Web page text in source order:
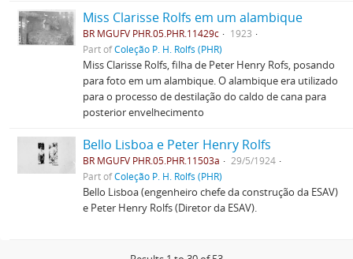
Miss Clarisse Rolfs em um alambique
BR MGUFV PHR.05.PHR.11429c
1923
Part ofColeção P. H. Rolfs (PHR)
Miss Clarisse Rolfs, filha de Peter Henry Rofs, posando
para foto em um alambique. O alambique era utilizado
para o processo de destilação do caldo de cana para
posterior envelhecimento
Bello Lisboa e Peter Henry Rolfs
BR MGUFV PHR.05.PHR.11503a
29/5/1924
Part ofColeção P. H. Rolfs (PHR)
Bello Lisboa (engenheiro chefe da construção da ESAV)
e Peter Henry Rolfs (Diretor da ESAV).